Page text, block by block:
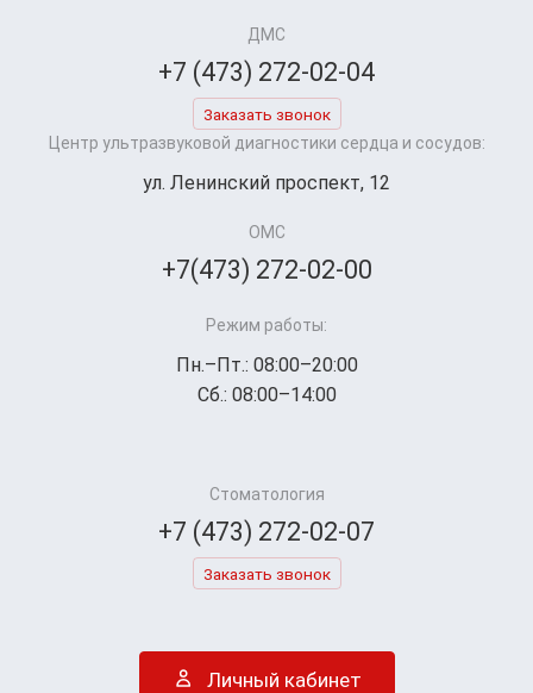
ДМС
+7 (473) 272-02-04
Заказать звонок
Центр ультразвуковой диагностики сердца и сосудов:
ул. Ленинский проспект, 12
ОМС
+7(473) 272-02-00
Режим работы:
Пн.–Пт.: 08:00–20:00
Сб.: 08:00–14:00
Стоматология
+7 (473) 272-02-07
Заказать звонок
Личный кабинет